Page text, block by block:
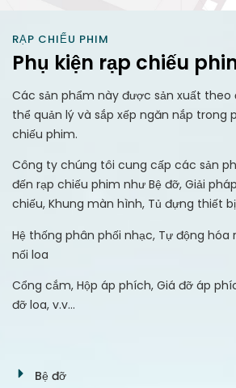
RẠP CHIẾU PHIM
Phụ kiện rạp chiếu
Các sản phẩm này được sản xuất
thể quản lý và sắp xếp ngăn nắp trong
chiếu phim.
Công ty chúng tôi cung cấp các sản
đến rạp chiếu phim như Bệ đỡ, Giải
chiếu, Khung màn hình, Tủ đựng thiết
Hệ thống phân phối nhạc, Tự động hóa
nối loa
Cổng cắm, Hộp áp phích, Giá đỡ áp
đỡ loa, v.v…
Bệ đỡ